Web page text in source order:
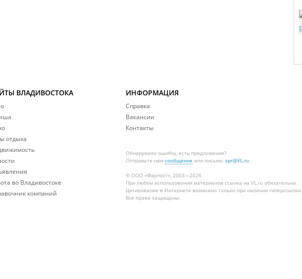
ВЛАДИВОСТОКА
отдыха
во Владивостоке
компаний
ИНФОРМАЦИЯ
Справка
Вакансии
Контакты
Обнаружили ошибку, есть предложения?
Отправьте нам сообщение или письмо: spr@VL.ru
© ООО «Фарпост», 2003—2026
При любом использовании материалов ссылка на VL.ru обязательна.
Цитирование в Интернете возможно только при наличии гиперссылки.
Все права защищены.